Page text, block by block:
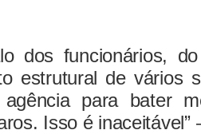
dos funcionários,
estrutural de vários
para bater
Isso é inaceitável”